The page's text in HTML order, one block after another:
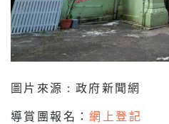
圖片來源 : 政府新聞網
導賞團報名：網上登記